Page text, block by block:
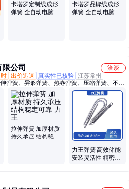
卡塔罗定制线成形
弹簧 全自动电脑成
卡塔罗品牌线成形
弹簧 全自动电脑成
公司
洽谈
时 出价迅速 真实性已核验 江苏常州
弹簧、异形弹簧、热卷弹簧、压缩弹簧、不锈
簧、不锈钢模具弹簧、不锈钢压簧
拉伸弹簧 加厚材质
持久承压 结构稳定
力王弹簧 高效储能
安装灵活性 精密拉